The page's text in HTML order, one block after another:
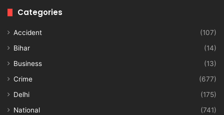
Categories
Accident
(107)
Bihar
(14)
Business
(13)
Crime
(677)
Delhi
(175)
National
(741)